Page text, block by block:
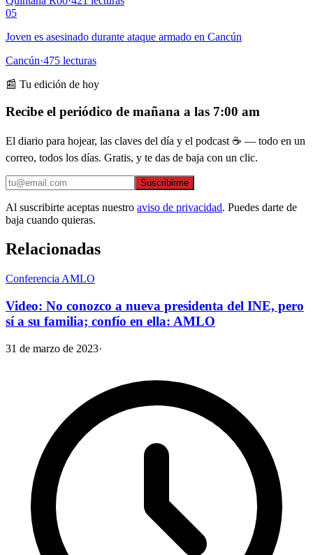
05
Joven es asesinado durante ataque armado en Cancún
Cancún·475 lecturas
📰 Tu edición de hoy
Recibe el periódico de mañana a las 7:00 am
El diario para hojear, las claves del día y el podcast ☕ — todo en un
correo, todos los días. Gratis, y te das de baja con un clic.
Suscribirme
Al suscribirte aceptas nuestro aviso de privacidad. Puedes darte de
baja cuando quieras.
Relacionadas
Conferencia AMLO
Video: No conozco a nueva presidenta del INE, pero
sí a su familia; confío en ella: AMLO
31 de marzo de 2023·